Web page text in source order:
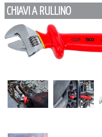
CHIAVI A RULLINO